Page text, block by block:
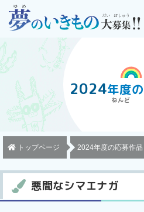
2024年度の
トップページ 2024年度の応募作品
悪間なシマエナガ